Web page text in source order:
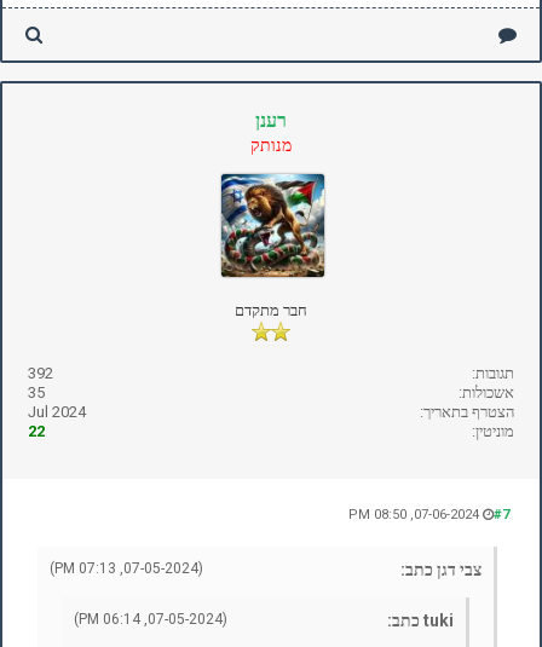
רענן
מנותק
חבר מתקדם
תגובות:
392
אשכולות:
35
הצטרף בתאריך:
Jul 2024
מוניטין:
22
#7
(07-05-2024, 07:13 PM) צבי דגן כתב:
(07-05-2024, 06:14 PM)
tuki כתב: